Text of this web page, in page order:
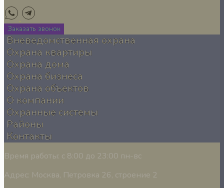
Заказать звонок
Вневедомственная охрана
Охрана квартиры
Охрана дома
Охрана бизнеса
Охрана объектов
О компании
Охранные системы
Районы
Контакты
Время работы: с 8:00 до 23:00 пн-вс
Адрес: Москва, Петровка 26, строение 2